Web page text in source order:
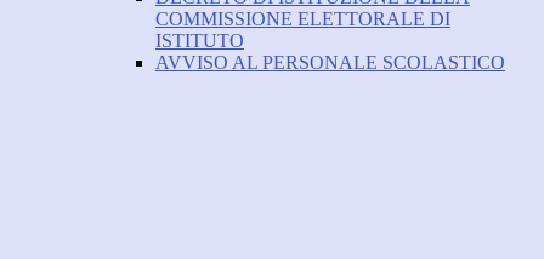
COMMISSIONE ELETTORALE DI
ISTITUTO
AVVISO AL PERSONALE SCOLASTICO